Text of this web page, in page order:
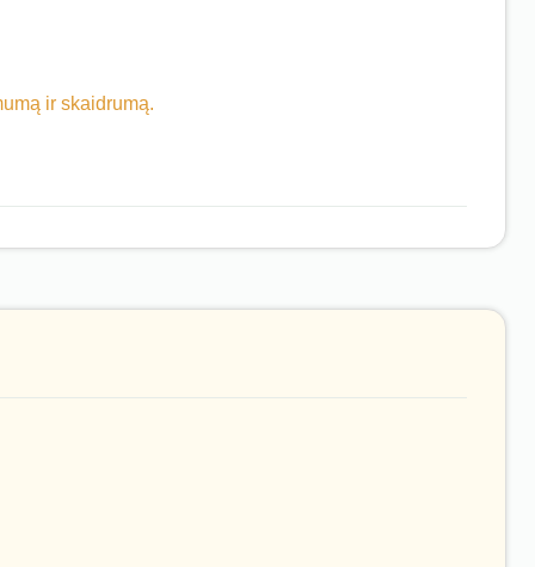
ir skaidrumą.